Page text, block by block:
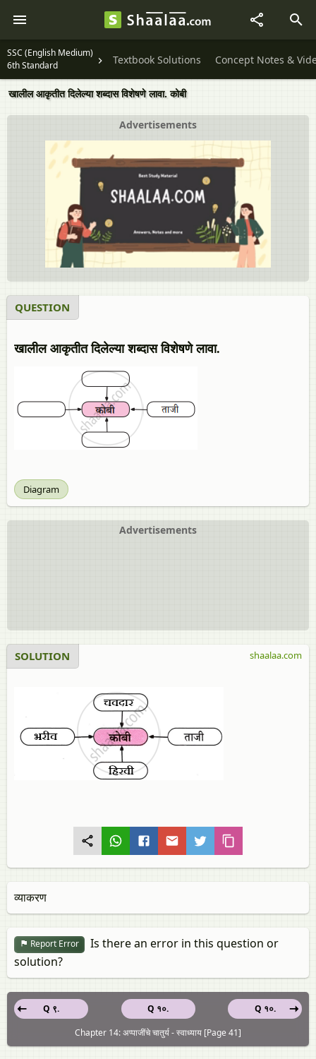
SSC (English Medium)
6th Standard
Textbook Solutions Concept Notes &
खालील आकृतीत दिलेल्या शब्दास विशेषणे लावा. कोबी
Advertisements
QUESTION
खालील आकृतीत दिलेल्या शब्दास विशेषणे लावा.
Diagram
Advertisements
SOLUTION shaalaa.com
व्याकरण
Report Error
Is there an error in this question or
solution?
Q १०.
Q ९.
Q १०.
Chapter 14: अप्पाजींचे चातुर्य - स्वाध्याय [Page 41]